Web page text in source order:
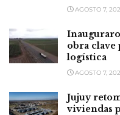
AGOSTO 7,
obra clave
logística
AGOSTO 7,
Jujuy
viviendas